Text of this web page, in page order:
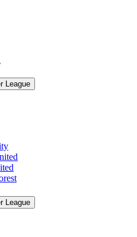
League
League